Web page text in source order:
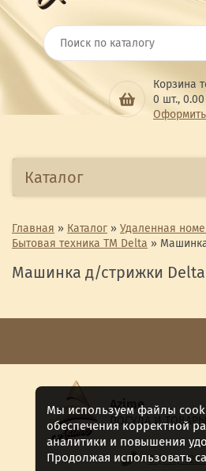
Корзина
0 шт., 0.00
Каталог
Главная » Каталог » Удаленная
Бытовая техника ТМ Delta »
Машинка д/стрижки Delta
Azime
ПОСУДА И
8 (911) 922
Мы используем файлы
обеспечения корректной
аналитики и повышения
Продолжая использовать